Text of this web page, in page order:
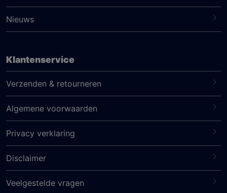
Nieuws
Klantenservice
Verzenden & retourneren
Algemene voorwaarden
Privacy verklaring
Disclaimer
Veelgestelde vragen